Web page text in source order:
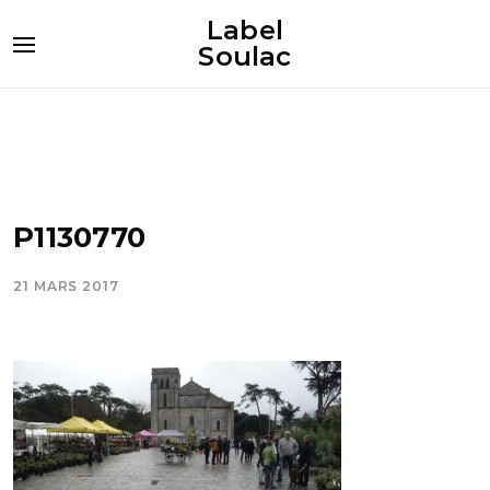
Label
Soulac
P1130770
21 MARS 2017